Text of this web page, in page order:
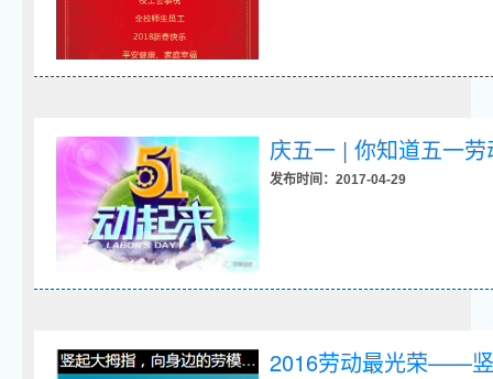
庆五一 | 你知道五一
发布时间：2017-04-29
2016劳动最光荣——